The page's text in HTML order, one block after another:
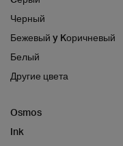
Черный
Бежевый y Kоричневый
Белый
Другие цвета
Osmos
Ink